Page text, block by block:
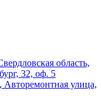
область,
32, оф. 5
улица,